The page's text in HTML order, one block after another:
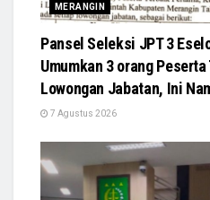
MERANGIN
Pansel Seleksi JPT 3
Umumkan 3 orang
Lowongan Jabatan, Ini
7 Agustus 2026